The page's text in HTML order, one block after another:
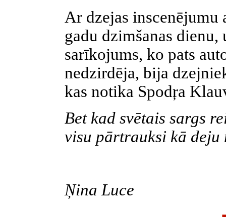
Ar dzejas inscenējumu
gadu dzimšanas dienu,
sarīkojums, ko pats
nedzirdēja, bija
kas notika Spodŗa
Bet kad svētais sargs
visu pārtrauksi kā deju
Ņina Luce